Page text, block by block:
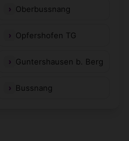
Oberbussnang
Opfershofen TG
Guntershausen b. Berg
Bussnang